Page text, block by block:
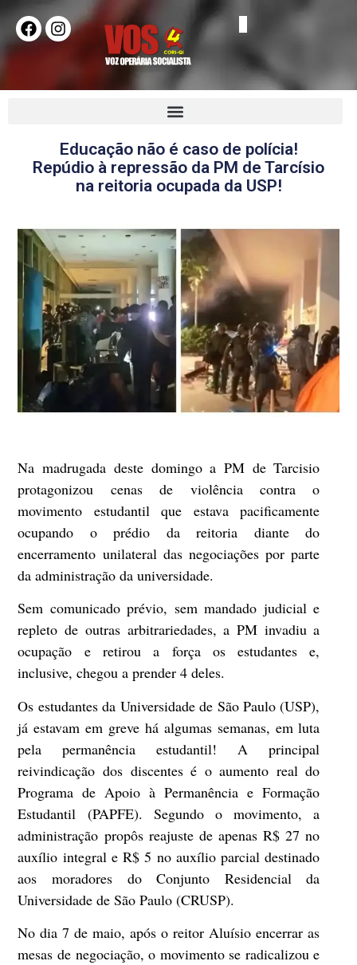
Educação não é caso de polícia!
Repúdio à repressão da PM de Tarcísio
na reitoria ocupada da USP!
Na madrugada deste domingo a PM de Tarcisio
protagonizou cenas de violência contra o
movimento estudantil que estava pacificamente
ocupando o prédio da reitoria diante do
encerramento unilateral das negociações por parte
da administração da universidade.
Sem comunicado prévio, sem mandado judicial e
repleto de outras arbitrariedades, a PM invadiu a
ocupação e retirou a força os estudantes e,
inclusive, chegou a prender 4 deles.
Os estudantes da Universidade de São Paulo (USP),
já estavam em greve há algumas semanas, em luta
pela permanência estudantil! A principal
reivindicação dos discentes é o aumento real do
Programa de Apoio à Permanência e Formação
Estudantil (PAPFE). Segundo o movimento, a
administração propôs reajuste de apenas R$ 27 no
auxílio integral e R$ 5 no auxílio parcial destinado
aos moradores do Conjunto Residencial da
Universidade de São Paulo (CRUSP).
No dia 7 de maio, após o reitor Aluísio encerrar as
mesas de negociação, o movimento se radicalizou e